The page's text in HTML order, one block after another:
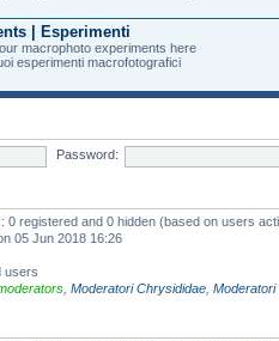
| Esperimenti
macrophoto experiments here
esperimenti macrofotografici
Password:
0 registered and 0 hidden (based on users
05 Jun 2018 16:26
users
Moderatori Chrysididae